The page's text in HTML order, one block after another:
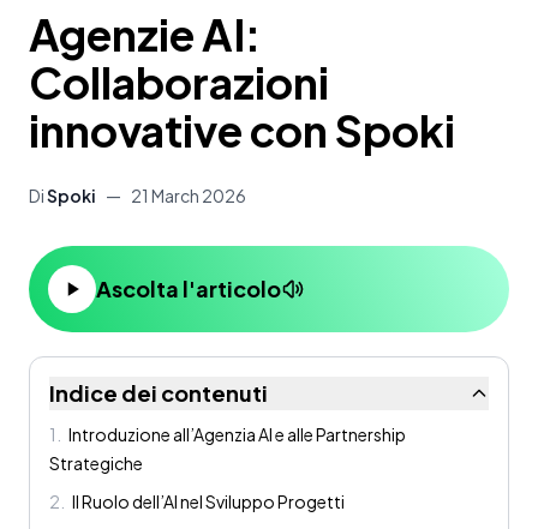
Agenzie AI:
Collaborazioni
innovative con Spoki
DiSpoki — 21 March 2026
Ascolta l'articolo
Indice dei contenuti
1
Introduzione all’Agenzia AI e alle Partnership
Strategiche
2
Il Ruolo dell’AI nel Sviluppo Progetti